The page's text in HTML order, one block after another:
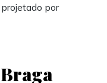
por